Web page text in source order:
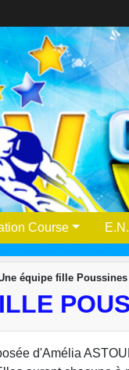
Course
équipe fille Poussines
d'Amélia